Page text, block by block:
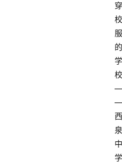
穿
校
服
的
学
校
—
—
西
泉
中
学